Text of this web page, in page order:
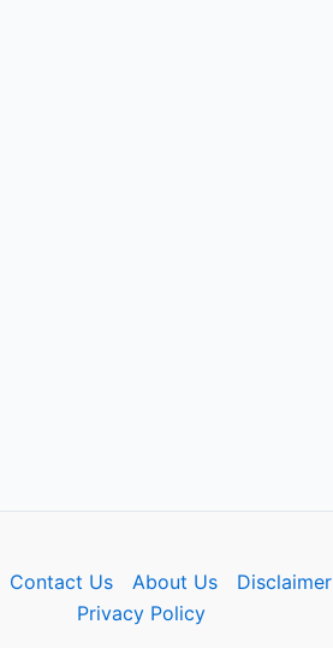
Contact Us About Us
Disclaimer
Privacy Policy